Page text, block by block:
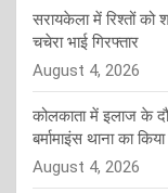
सरायकेला में रिश्तों को
चचेरा भाई गिरफ्तार
August 4, 2026
कोलकाता में इलाज के
बर्मामाइंस थाना का
August 4, 2026